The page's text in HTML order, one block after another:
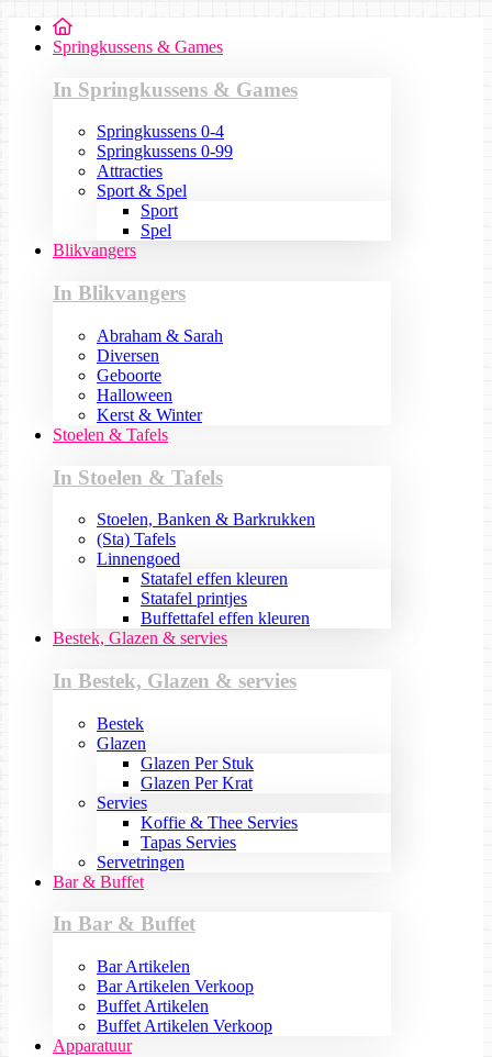
Springkussens & Games
In Springkussens & Games
Springkussens 0-4
Springkussens 0-99
Attracties
Sport & Spel
Sport
Spel
Blikvangers
In Blikvangers
Abraham & Sarah
Diversen
Geboorte
Halloween
Kerst & Winter
Stoelen & Tafels
In Stoelen & Tafels
Stoelen, Banken & Barkrukken
(Sta) Tafels
Linnengoed
Statafel effen kleuren
Statafel printjes
Buffettafel effen kleuren
Bestek, Glazen & servies
In Bestek, Glazen & servies
Bestek
Glazen
Glazen Per Stuk
Glazen Per Krat
Servies
Koffie & Thee Servies
Tapas Servies
Servetringen
Bar & Buffet
In Bar & Buffet
Bar Artikelen
Bar Artikelen Verkoop
Buffet Artikelen
Buffet Artikelen Verkoop
Apparatuur